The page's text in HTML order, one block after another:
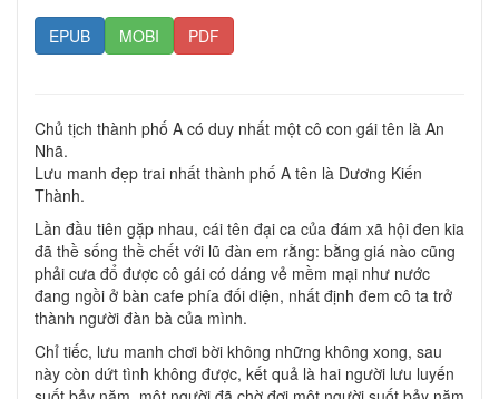
EPUB MOBI PDF
Chủ tịch thành phố A có duy nhất một cô con gái tên là An
Nhã.
Lưu manh đẹp trai nhất thành phố A tên là Dương Kiến
Thành.
Lần đầu tiên gặp nhau, cái tên đại ca của đám xã hội đen kia
đã thề sống thề chết với lũ đàn em rằng: bằng giá nào cũng
phải cưa đổ được cô gái có dáng vẻ mềm mại như nước
đang ngồi ở bàn cafe phía đối diện, nhất định đem cô ta trở
thành người đàn bà của mình.
Chỉ tiếc, lưu manh chơi bời không những không xong, sau
này còn dứt tình không được, kết quả là hai người lưu luyến